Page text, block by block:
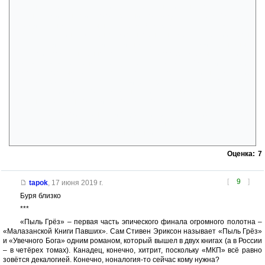
Оценка: 7
[ 9 ]
tapok, 17 июня 2019 г.
Буря близко
***
«Пыль Грёз» – первая часть эпического финала огромного полотна –
«Малазанской Книги Павших». Сам Стивен Эриксон называет «Пыль Грёз»
и «Увечного Бога» одним романом, который вышел в двух книгах (а в России
– в четёрех томах). Канадец, конечно, хитрит, поскольку «МКП» всё равно
зовётся декалогией. Конечно, ноналогия-то сейчас кому нужна?